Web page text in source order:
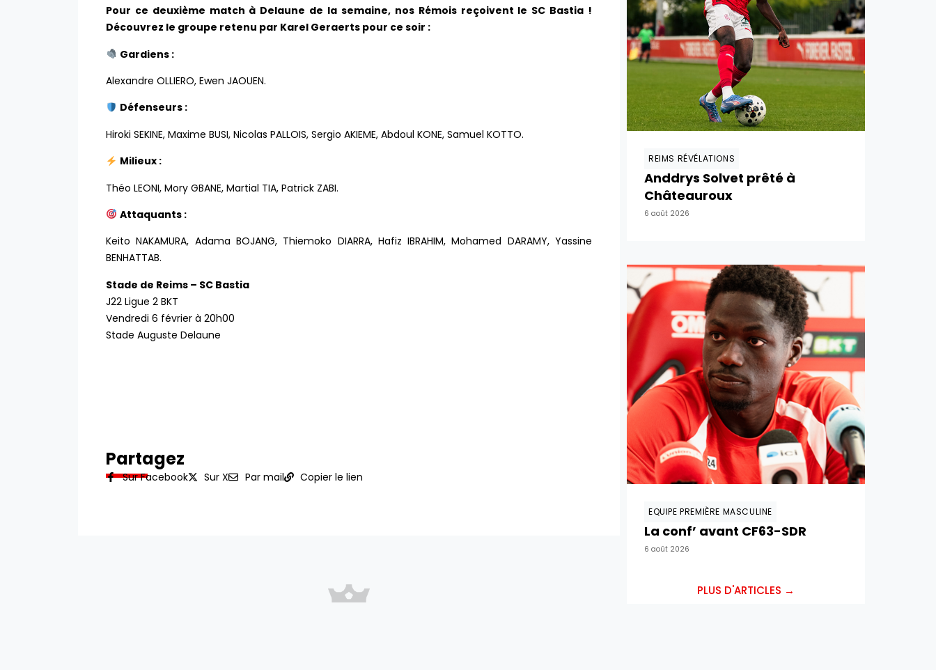
Pour ce deuxième match à Delaune de la semaine, nos Rémois reçoivent le SC Bastia !
Découvrez le groupe retenu par Karel Geraerts pour ce soir :
Gardiens :
Alexandre OLLIERO, Ewen JAOUEN.
Défenseurs :
Hiroki SEKINE, Maxime BUSI, Nicolas PALLOIS, Sergio AKIEME, Abdoul KONE, Samuel KOTTO.
Milieux :
Théo LEONI, Mory GBANE, Martial TIA, Patrick ZABI.
Attaquants :
Keito NAKAMURA, Adama BOJANG, Thiemoko DIARRA, Hafiz IBRAHIM, Mohamed DARAMY, Yassine
BENHATTAB.
Stade de Reims – SC Bastia
J22 Ligue 2 BKT
Vendredi 6 février à 20h00
Stade Auguste Delaune
Partagez
Sur Facebook Sur X Par mail Copier le lien
REIMS RÉVÉLATIONS
Anddrys Solvet prêté à
Châteauroux
6 août 2026
EQUIPE PREMIÈRE MASCULINE
La conf’ avant CF63-SDR
6 août 2026
PLUS D'ARTICLES →